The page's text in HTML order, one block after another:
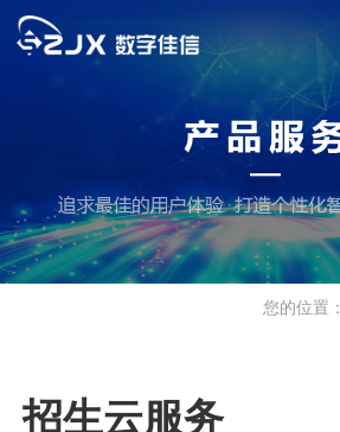
招生迎新
您的位置：
招生云服务